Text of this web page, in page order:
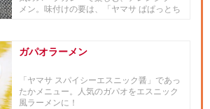
メン。味付けの要は、「ヤマサ ぱぱっとち
ガパオラーメン
「ヤマサ スパイシーエスニック醤」であっ
たかメニュー。人気のガパオをエスニック
風ラーメンに！